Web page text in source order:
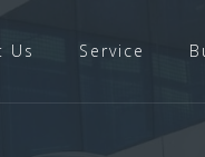
Us Service